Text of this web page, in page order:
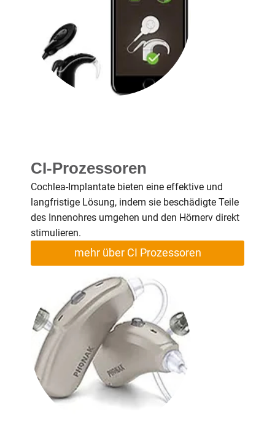
CI-Prozessoren
Cochlea-Implantate bieten eine effektive und
langfristige Lösung, indem sie beschädigte Teile
des Innenohres umgehen und den Hörnerv direkt
stimulieren.
mehr über CI Prozessoren